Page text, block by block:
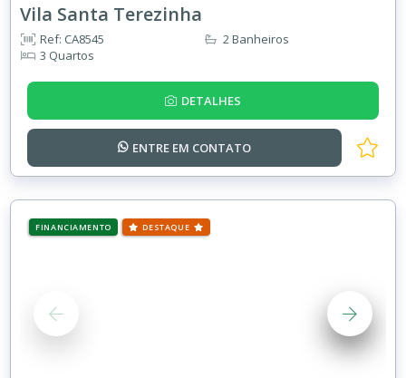
Vila Santa Terezinha
Ref: CA8545
3 Quartos
2 Banheiros
DETALHES
ENTRE EM CONTATO
FINANCIAMENTO DESTAQUE